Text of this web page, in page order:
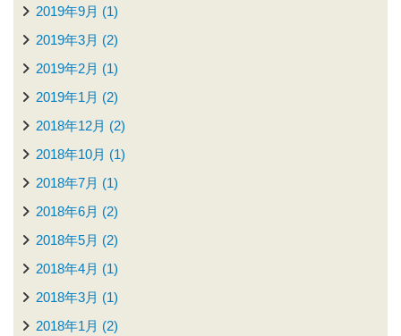
2019年9月 (1)
2019年3月 (2)
2019年2月 (1)
2019年1月 (2)
2018年12月 (2)
2018年10月 (1)
2018年7月 (1)
2018年6月 (2)
2018年5月 (2)
2018年4月 (1)
2018年3月 (1)
2018年1月 (2)